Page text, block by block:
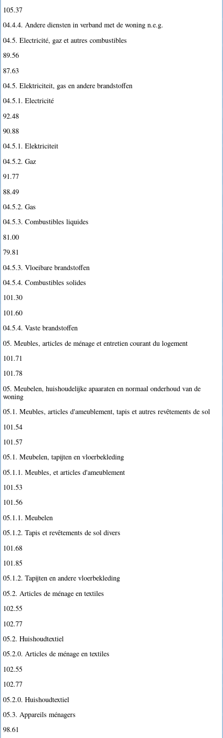
105.37
04.4.4. Andere diensten in verband met de woning n.e.g.
04.5. Electricité, gaz et autres combustibles
89.56
87.63
04.5. Elektriciteit, gas en andere brandstoffen
04.5.1. Electricité
92.48
90.88
04.5.1. Elektriciteit
04.5.2. Gaz
91.77
88.49
04.5.2. Gas
04.5.3. Combustibles liquides
81.00
79.81
04.5.3. Vloeibare brandstoffen
04.5.4. Combustibles solides
101.30
101.60
04.5.4. Vaste brandstoffen
05. Meubles, articles de ménage et entretien courant du logement
101.71
101.78
05. Meubelen, huishoudelijke apaaraten en normaal onderhoud van de
woning
05.1. Meubles, articles d'ameublement, tapis et autres revêtements de sol
101.54
101.57
05.1. Meubelen, tapijten en vloerbekleding
05.1.1. Meubles, et articles d'ameublement
101.53
101.56
05.1.1. Meubelen
05.1.2. Tapis et revêtements de sol divers
101.68
101.85
05.1.2. Tapijten en andere vloerbekleding
05.2. Articles de ménage en textiles
102.55
102.77
05.2. Huishoudtextiel
05.2.0. Articles de ménage en textiles
102.55
102.77
05.2.0. Huishoudtextiel
05.3. Appareils ménagers
98.61